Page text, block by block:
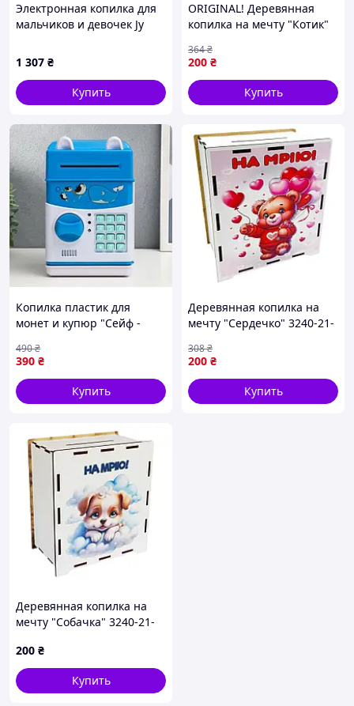
Электронная копилка для
мальчиков и девочек Jy
1 307 ₴
Купить
ORIGINAL! Деревянная
копилка на мечту "Котик"
дней - Качество! Гарантия!
MegaTorg.com.ua
200 ₴
364₴
Купить
Копилка пластик для
монет и купюр "Сейф -
3АА 20,5х13х12 см
390 ₴
490₴
Купить
Деревянная копилка на
мечту "Сердечко" 3240-21-
200 ₴
308₴
Купить
Деревянная копилка на
мечту "Собачка" 3240-21-
200 ₴
Купить